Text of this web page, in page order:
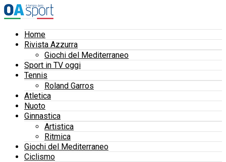
Home
Rivista Azzurra
Giochi del Mediterraneo
Sport in TV oggi
Tennis
Roland Garros
Atletica
Nuoto
Ginnastica
Artistica
Ritmica
Giochi del Mediterraneo
Ciclismo